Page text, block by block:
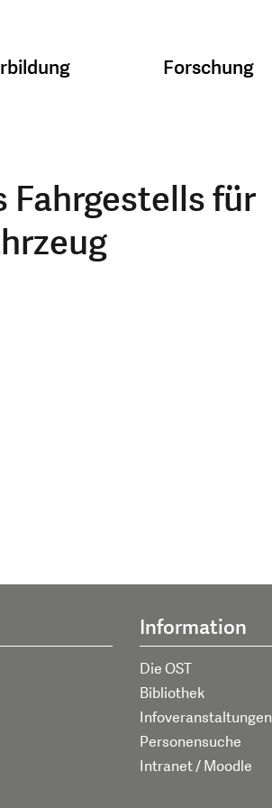
Forschung
für
Information
Die OST
Bibliothek
Infoveranstaltungen
Personensuche
Intranet / Moodle